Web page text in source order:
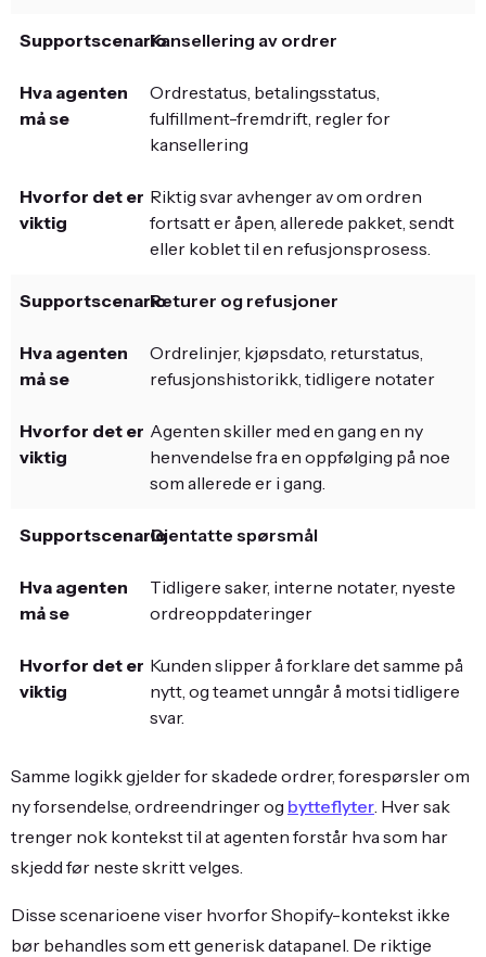
Kansellering av ordrer
Ordrestatus, betalingsstatus,
fulfillment-fremdrift, regler for
kansellering
Riktig svar avhenger av om ordren
fortsatt er åpen, allerede pakket, sendt
eller koblet til en refusjonsprosess.
Returer og refusjoner
Ordrelinjer, kjøpsdato, returstatus,
refusjonshistorikk, tidligere notater
Agenten skiller med en gang en ny
henvendelse fra en oppfølging på noe
som allerede er i gang.
Gjentatte spørsmål
Tidligere saker, interne notater, nyeste
ordreoppdateringer
Kunden slipper å forklare det samme på
nytt, og teamet unngår å motsi tidligere
svar.
Samme logikk gjelder for skadede ordrer, forespørsler om
ny forsendelse, ordreendringer og bytteflyter . Hver sak
trenger nok kontekst til at agenten forstår hva som har
skjedd før neste skritt velges.
Disse scenarioene viser hvorfor Shopify-kontekst ikke
bør behandles som ett generisk datapanel. De riktige